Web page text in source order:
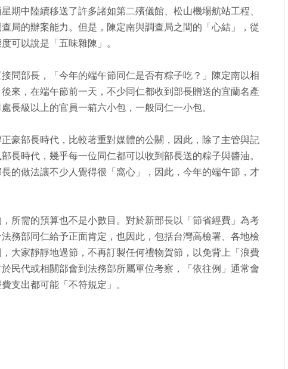
期中陸續移送了許多諸如第二殯儀館、松山機場航站工程、
局的辦案能力。但是，陳定南與調查局之間的「心結」，從
可以說是「五味雜陳」。
問部長，「今年的端午節同仁是否有粽子吃？」陳定南以相
來，在端午節前一天，不少同仁都收到部長贈送的宜蘭名產
級以上的官員一箱六小包，一般同仁一小包。
豪部長時代，比較著重對媒體的公關，因此，除了主管與記
長時代，幾乎每一位同仁都可以收到部長送的粽子與醬油。
的做法讓不少人覺得很「窩心」，因此，今年的端午節，才
所需的預算也不是小數目。對於新部長以「節省經費」為考
務部同仁給予正面肯定，也因此，包括台灣高檢署、各地檢
大家靜靜地過節，不再訂製任何禮物賀節，以免背上「浪費
民代或相關部會到法務部所屬單位考察，「依往例」通常會
支出都可能「不符規定」。